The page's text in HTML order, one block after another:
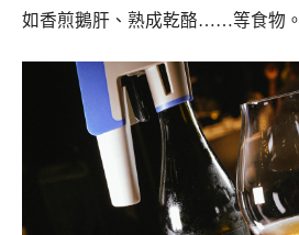
如香煎鵝肝、熟成乾酪……等食物。